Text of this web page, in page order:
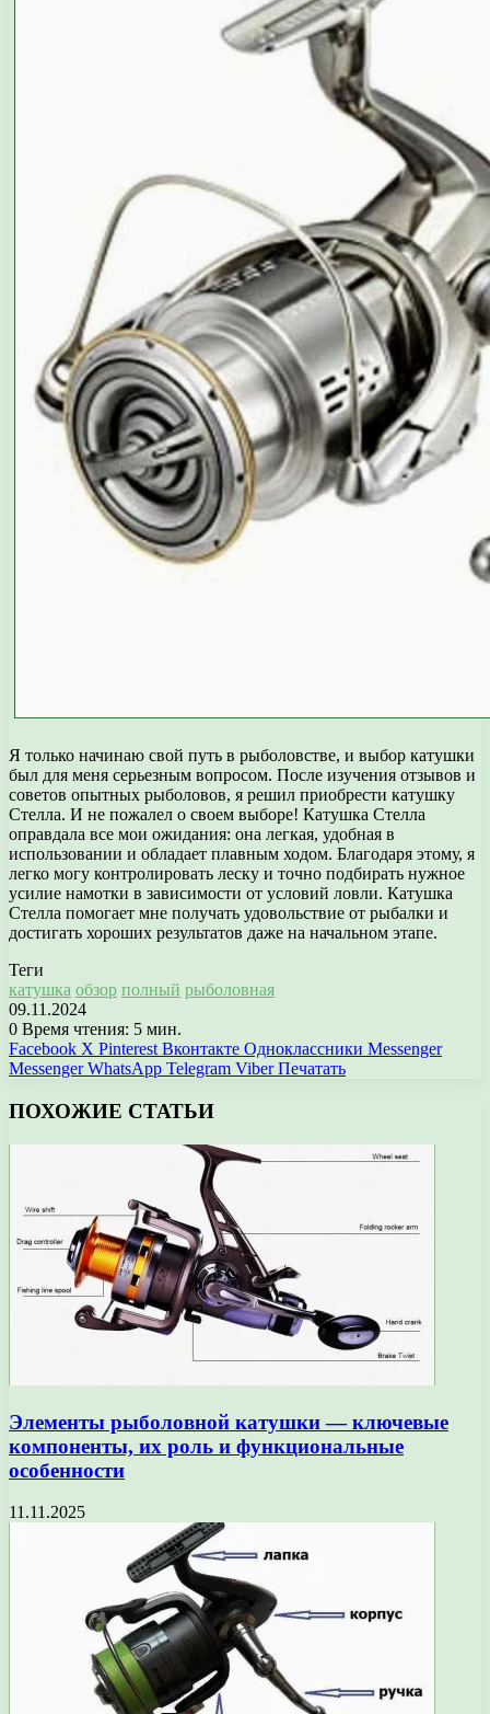
Я только начинаю свой путь в рыболовстве, и выбор катушки
был для меня серьезным вопросом. После изучения отзывов и
советов опытных рыболовов, я решил приобрести катушку
Стелла. И не пожалел о своем выборе! Катушка Стелла
оправдала все мои ожидания: она легкая, удобная в
использовании и обладает плавным ходом. Благодаря этому, я
легко могу контролировать леску и точно подбирать нужное
усилие намотки в зависимости от условий ловли. Катушка
Стелла помогает мне получать удовольствие от рыбалки и
достигать хороших результатов даже на начальном этапе.
Теги
катушка обзор полный рыболовная
09.11.2024
0 Время чтения: 5 мин.
Facebook X Pinterest Вконтакте Одноклассники Messenger
Messenger WhatsApp Telegram Viber Печатать
ПОХОЖИЕ СТАТЬИ
Элементы рыболовной катушки — ключевые
компоненты, их роль и функциональные
особенности
11.11.2025